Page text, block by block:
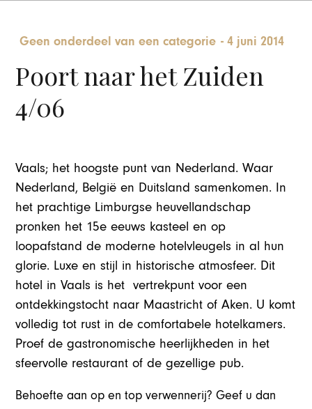
Geen onderdeel van een categorie -4 juni 2014
Poort naar het Zuiden
4/06
Vaals; het hoogste punt van Nederland. Waar
Nederland, België en Duitsland samenkomen. In
het prachtige Limburgse heuvellandschap
pronken het 15e eeuws kasteel en op
loopafstand de moderne hotelvleugels in al hun
glorie. Luxe en stijl in historische atmosfeer. Dit
hotel in Vaals is het vertrekpunt voor een
ontdekkingstocht naar Maastricht of Aken. U komt
volledig tot rust in de comfortabele hotelkamers.
Proef de gastronomische heerlijkheden in het
sfeervolle restaurant of de gezellige pub.
Behoefte aan op en top verwennerij? Geef u dan